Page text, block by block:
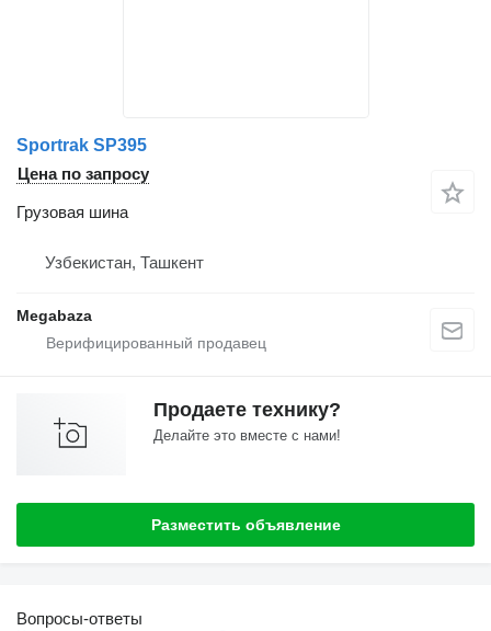
Sportrak SP395
Цена по запросу
Грузовая шина
Узбекистан, Ташкент
Megabaza
Продаете технику?
Делайте это вместе с нами!
Разместить объявление
Вопросы-ответы